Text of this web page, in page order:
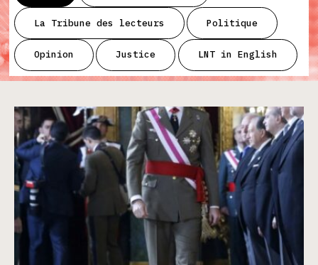
La Tribune des lecteurs Politique
Opinion Justice LNT in English